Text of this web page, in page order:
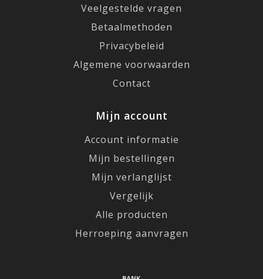
Veelgestelde vragen
Betaalmethoden
Privacybeleid
Algemene voorwaarden
Contact
Mijn account
Account informatie
Mijn bestellingen
Mijn verlanglijst
Vergelijk
Alle producten
Herroeping aanvragen